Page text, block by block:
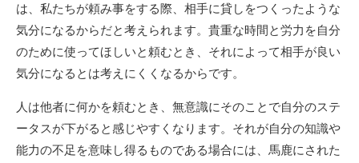
は、私たちが頼み事をする際、相手に貸しをつくったような
気分になるからだと考えられます。貴重な時間と労力を自分
のために使ってほしいと頼むとき、それによって相手が良い
気分になるとは考えにくくなるからです。
人は他者に何かを頼むとき、無意識にそのことで自分のステ
ータスが下がると感じやすくなります。それが自分の知識や
能力の不足を意味し得るものである場合には、馬鹿にされた